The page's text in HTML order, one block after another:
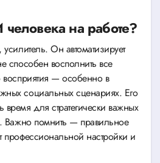
на работе?
Он автоматизирует
способен восполнить все
восприятия — особенно в
социальных сценариях. Его
для стратегически важных
Важно помнить — правильное
профессиональной настройки и